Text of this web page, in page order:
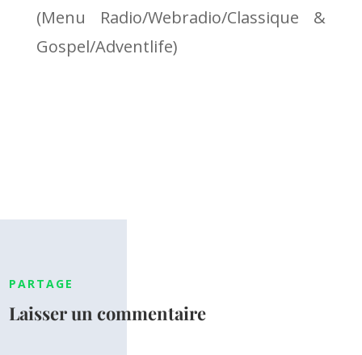
(Menu Radio/Webradio/Classique &
Gospel/Adventlife)
PARTAGE
Laisser un commentaire